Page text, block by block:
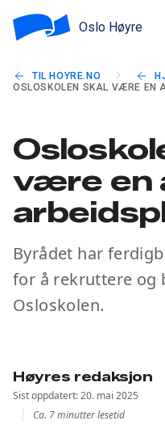
Oslo Høyre
TIL HOYRE.NO
OSLOSKOLEN SKAL VÆRE EN
være en
Byrådet har
for å rekruttere og
Osloskolen.
Høyres redaksjon
Sist oppdatert: 20. mai 2025
Ca. 7 minutter lesetid